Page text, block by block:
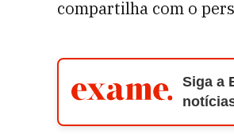
compartilha com o
Siga a